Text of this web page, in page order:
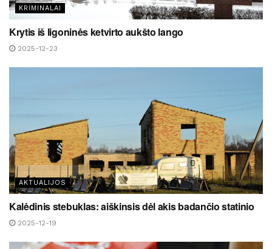
KRIMINALAI
Krytis iš ligoninės ketvirto aukšto lango
2025-12-23
AKTUALIJOS
Kalėdinis stebuklas: aiškinsis dėl akis badančio statinio
2025-12-19